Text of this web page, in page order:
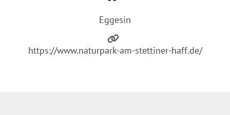
Eggesin
https://www.naturpark-am-stettiner-haff.de/